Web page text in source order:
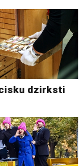
dzirksti